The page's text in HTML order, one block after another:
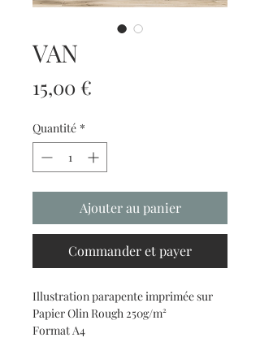
VAN
15,00 €
Quantité *
Ajouter au panier
Commander et payer
Illustration parapente imprimée sur
Papier Olin Rough 250g/m²
Format A4